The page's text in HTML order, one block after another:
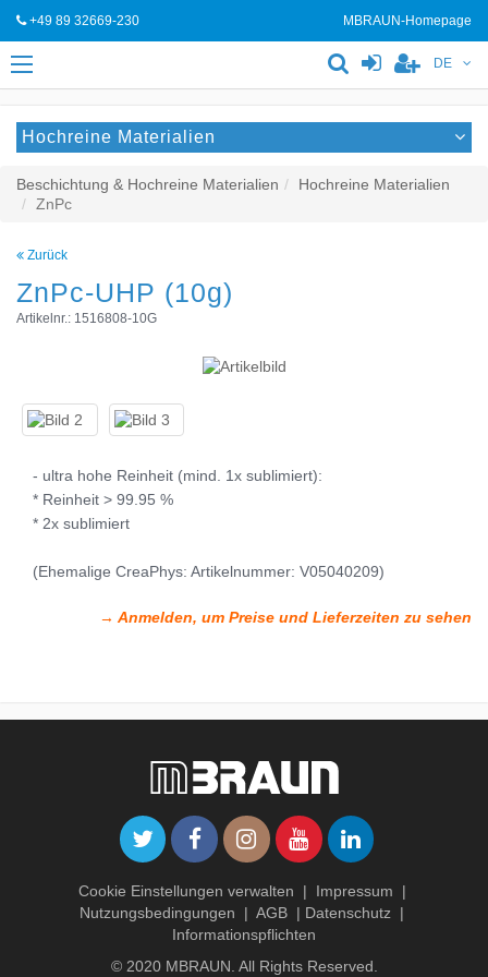
+49 89 32669-230 MBRAUN-Homepage
DE
Hochreine Materialien
Beschichtung & Hochreine Materialien
Hochreine Materialien
ZnPc
Zurück
ZnPc-UHP (10g)
Artikelnr.: 1516808-10G
- ultra hohe Reinheit (mind. 1x sublimiert):
* Reinheit > 99.95 %
* 2x sublimiert
(Ehemalige CreaPhys: Artikelnummer: V05040209)
→ Anmelden, um Preise und Lieferzeiten zu sehen
© 2020 MBRAUN. All Rights Reserved.
Cookie Einstellungen verwalten | Impressum |
Nutzungsbedingungen | AGB | Datenschutz |
Informationspflichten